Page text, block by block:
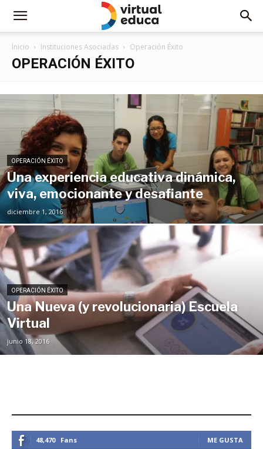
Inicio Instituciones Asociadas Operación Éxito
OPERACIÓN ÉXITO
OPERACIÓN ÉXITO
Una experiencia educativa dinámica,
viva, emocionante y desafiante
diciembre 1, 2016
OPERACIÓN ÉXITO
Una Nueva (y revolucionaria) Escuela
Virtual
junio 18, 2016
48,470 Fans ME GUSTA